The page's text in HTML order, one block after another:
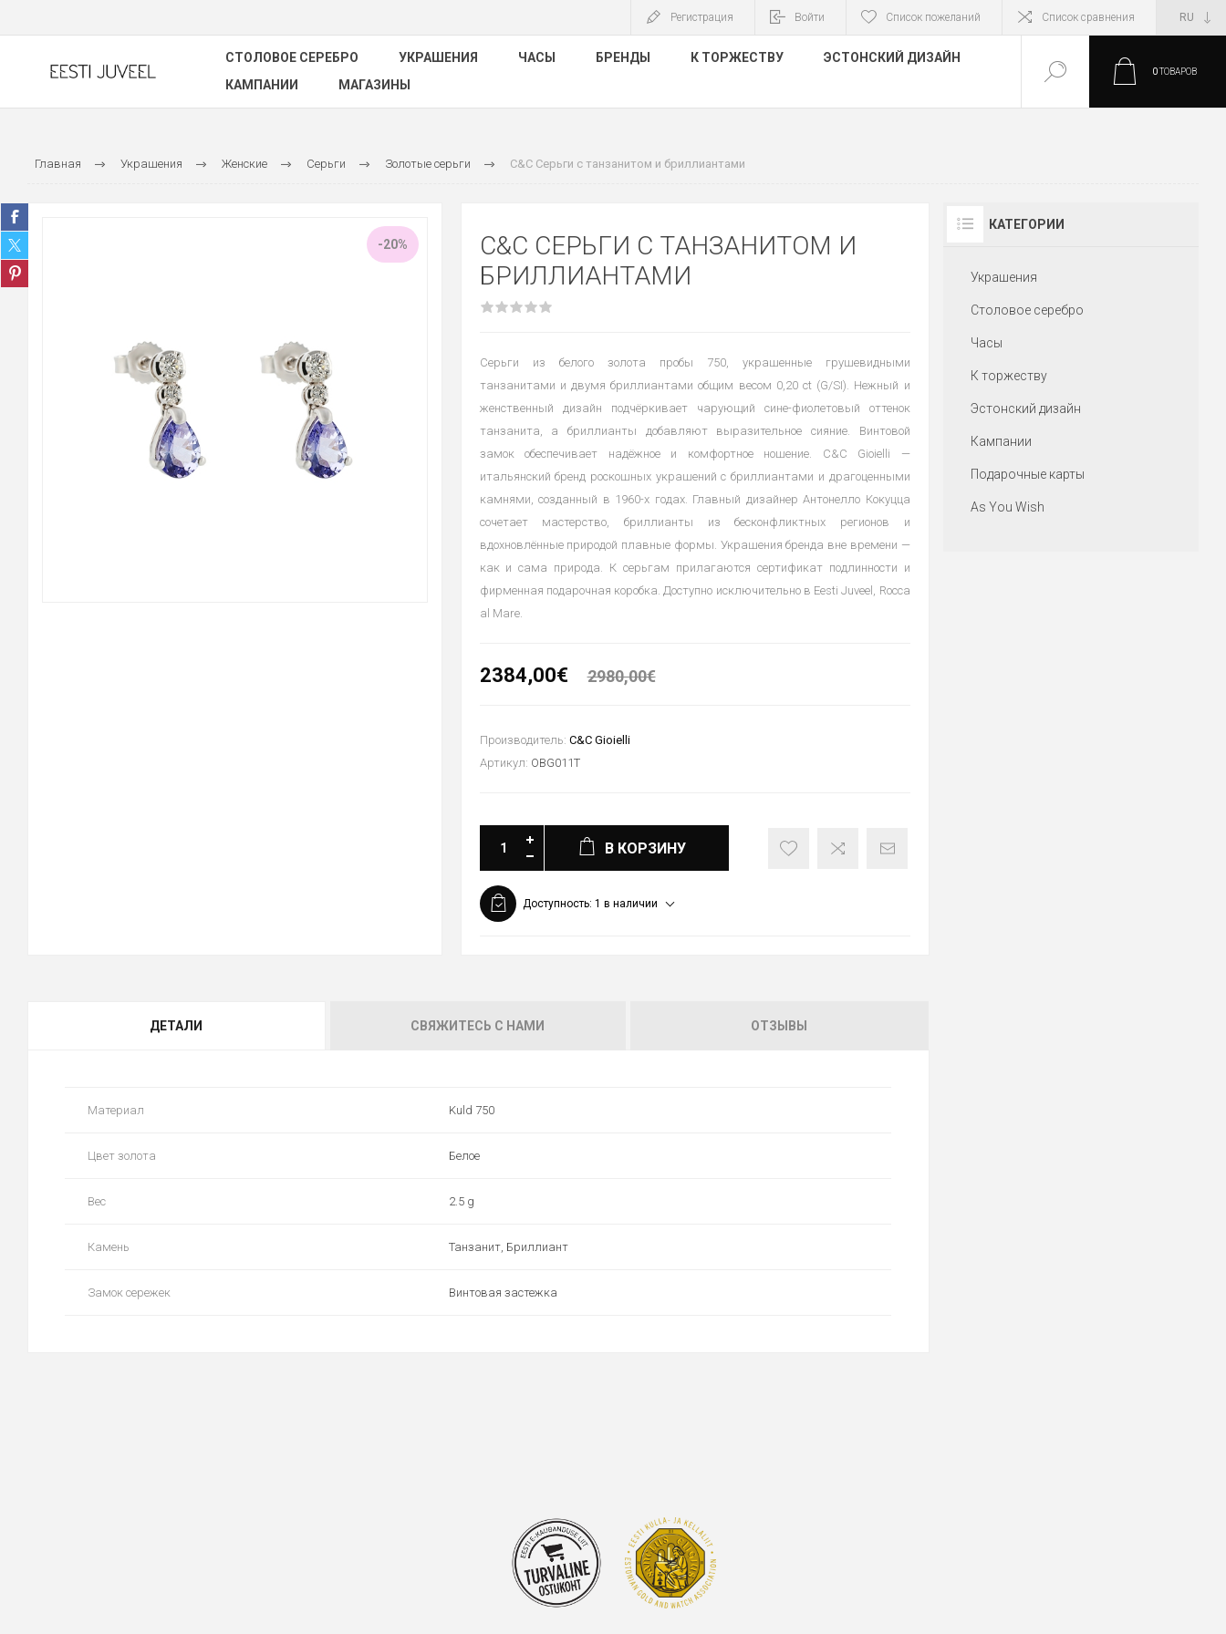
Регистрация Войти Список пожеланий Список сравнения
СТОЛОВОЕ СЕРЕБРО УКРАШЕНИЯ ЧАСЫ БРЕНДЫ К ТОРЖЕСТВУ
ЭСТОНСКИЙ ДИЗАЙН
КАМПАНИИ
МАГАЗИНЫ
0ТОВАРОВ
Главная Украшения Женские Серьги Золотые серьги C&C Серьги с танзанитом и бриллиантами
-20%
C&C СЕРЬГИ С ТАНЗАНИТОМ И
БРИЛЛИАНТАМИ
Серьги из белого золота пробы 750, украшенные грушевидными
танзанитами и двумя бриллиантами общим весом 0,20 ct (G/SI). Нежный и
женственный дизайн подчёркивает чарующий сине-фиолетовый оттенок
танзанита, а бриллианты добавляют выразительное сияние. Винтовой
замок обеспечивает надёжное и комфортное ношение. C&C Gioielli —
итальянский бренд роскошных украшений с бриллиантами и драгоценными
камнями, созданный в 1960-х годах. Главный дизайнер Антонелло Кокуцца
сочетает мастерство, бриллианты из бесконфликтных регионов и
вдохновлённые природой плавные формы. Украшения бренда вне времени —
как и сама природа. К серьгам прилагаются сертификат подлинности и
фирменная подарочная коробка. Доступно исключительно в Eesti Juveel, Rocca
al Mare.
2384,00€ 2980,00€
Производитель: C&C Gioielli
Артикул: OBG011T
В КОРЗИНУ
Доступность: 1 в наличии
ДЕТАЛИ СВЯЖИТЕСЬ С НАМИ ОТЗЫВЫ
Материал Kuld 750
Цвет золота Белое
Вес 2.5 g
Камень Танзанит, Бриллиант
Замок сережек Винтовая застежка
КАТЕГОРИИ
Украшения
Столовое серебро
Часы
К торжеству
Эстонский дизайн
Кампании
Подарочные карты
As You Wish